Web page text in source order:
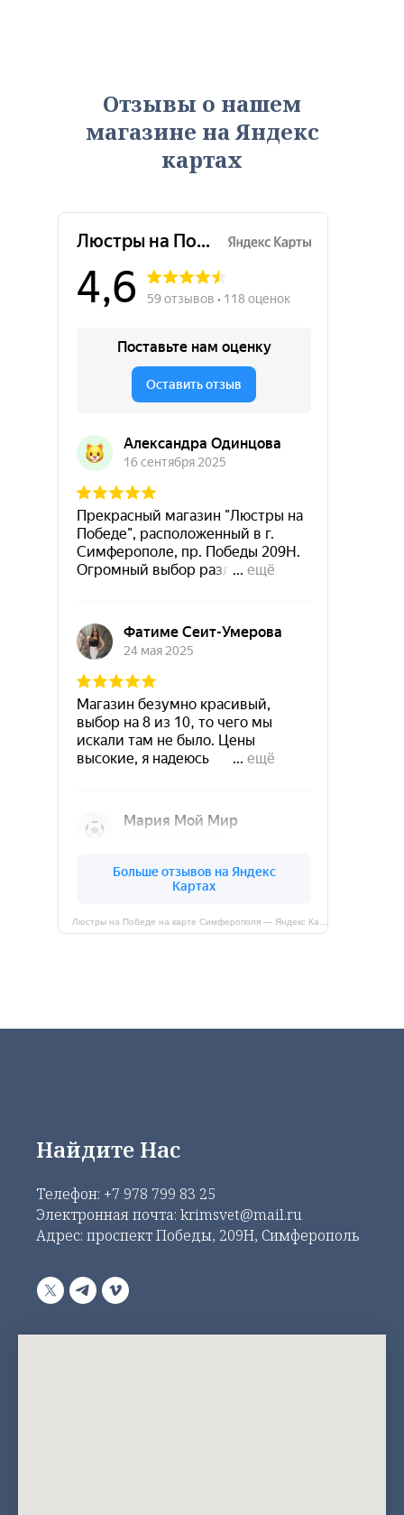
Отзывы о нашем
магазине на Яндекс
картах
Найдите Нас
Телефон: +7 978 799 83 25
Электронная почта: krimsvet@mail.ru
Адрес: проспект Победы, 209Н, Симферополь